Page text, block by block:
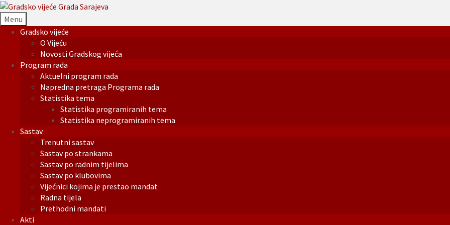
Menu
Gradsko vijeće
O Vijeću
Novosti Gradskog vijeća
Program rada
Aktuelni program rada
Napredna pretraga Programa rada
Statistika tema
Statistika programiranih tema
Statistika neprogramiranih tema
Sastav
Trenutni sastav
Sastav po strankama
Sastav po radnim tijelima
Sastav po klubovima
Vijećnici kojima je prestao mandat
Radna tijela
Prethodni mandati
Akti